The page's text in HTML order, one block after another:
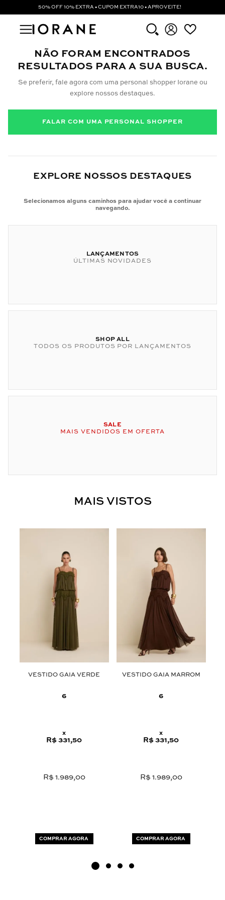
50% OFF 10% EXTRA • CUPOM EXTRA10 • APROVEITE!
NÃO FORAM ENCONTRADOS
RESULTADOS PARA A SUA BUSCA.
Se preferir, fale agora com uma personal shopper Iorane ou
explore nossos destaques.
FALAR COM UMA PERSONAL SHOPPER
EXPLORE NOSSOS DESTAQUES
Selecionamos alguns caminhos para ajudar você a continuar
navegando.
LANÇAMENTOS
ÚLTIMAS NOVIDADES
SHOP ALL
TODOS OS PRODUTOS POR LANÇAMENTOS
SALE
MAIS VENDIDOS EM OFERTA
MAIS VISTOS
VESTIDO GAIA VERDE
6
x
R$ 331,50
R$ 1.989,00
COMPRAR AGORA
VESTIDO GAIA MARROM
6
x
R$ 331,50
R$ 1.989,00
COMPRAR AGORA